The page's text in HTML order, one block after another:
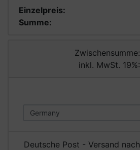
Einzelpreis:
Summe:
Zwischensumme:
inkl. MwSt. 19%:
Deutsche Post - Versand nach